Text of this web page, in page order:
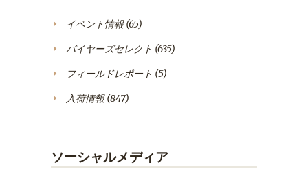
イベント情報(65)
バイヤーズセレクト (635)
フィールドレポート (5)
入荷情報(847)
ソーシャルメディア